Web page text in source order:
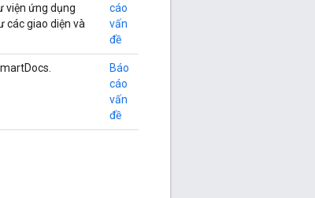
viện ứng dụng
các giao diện và
cáo
vấn
đề
Báo
cáo
vấn
đề